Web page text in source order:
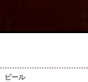
ビール